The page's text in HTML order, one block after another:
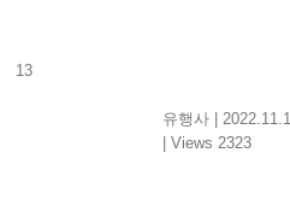
13
유행사 |
| Views 2323